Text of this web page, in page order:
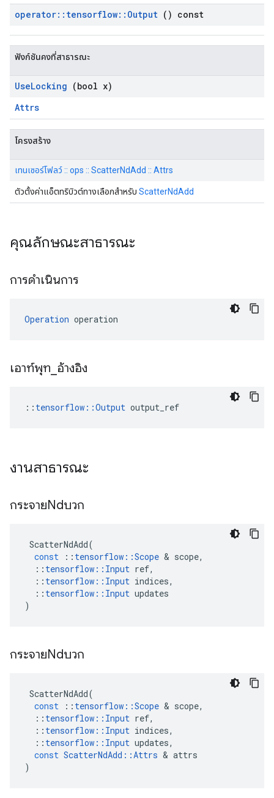
operator:: tensorflow:: Output () const
ฟังก์ชันคงที่สาธารณะ
UseLocking (bool x)
Attrs
โครงสร้าง
เทนเซอร์โฟลว์ :: ops :: ScatterNdAdd :: Attrs
ตัวตั้งค่าแอ็ตทริบิวต์ทางเลือกสำหรับ ScatterNdAdd
คุณลักษณะสาธารณะ
การดำเนินการ
Operation operation
เอาท์พุท อ้างอิง
:: tensorflow::Output output_ref
งานสาธารณะ
กระจายNdบวก
ScatterNdAdd(
const
:: tensorflow ::Scope & scope,
:: tensorflow :: Input ref,
:: tensorflow :: Input indices,
:: tensorflow :: Input updates
)
กระจายNdบวก
ScatterNdAdd(
const
:: tensorflow ::Scope & scope,
:: tensorflow :: Input ref,
:: tensorflow :: Input indices,
:: tensorflow :: Input updates,
const ScatterNdAdd ::Attrs & attrs
)